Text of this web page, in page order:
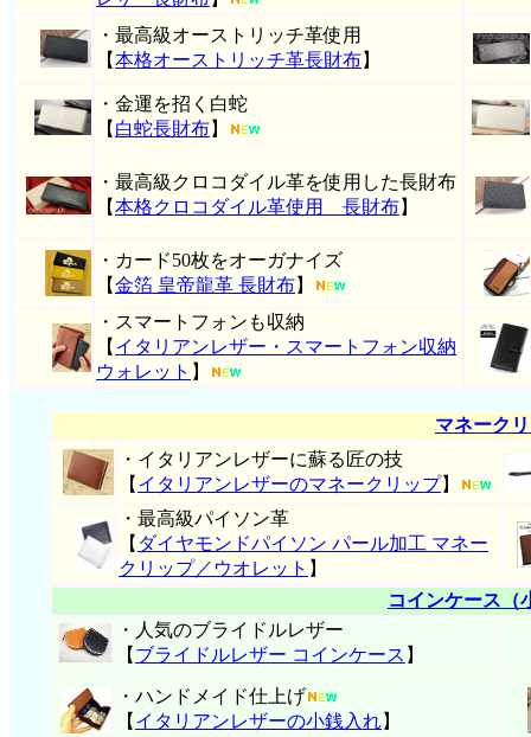
・最高級オーストリッチ革使用
【本格オーストリッチ革長財布】
・金運を招く白蛇
【 白蛇長財布】
・最高級クロコダイル革を使用した長財布
【本格クロコダイル革使用 長財布】
・カード50枚をオーガナイズ
【金箔 皇帝龍革 長財布】
・スマートフォンも収納
【 イタリアンレザー・スマートフォン収納
ウォレット 】
マネーク
・イタリアンレザーに蘇る匠の技
【 イタリアンレザーのマネークリップ】
・最高級パイソン革
【 ダイヤモンドパイソン パール加工 マネー
クリップ／ウオレット 】
コインケース（
・人気のブライドルレザー
【 ブライドルレザー コインケース 】
・ハンドメイド仕上げ
【 イタリアンレザーの小銭入れ】